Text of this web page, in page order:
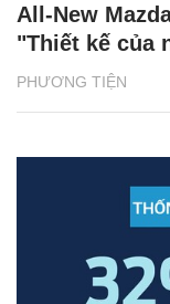
PHƯƠNG TIỆN
All-New
"Thiết kế của